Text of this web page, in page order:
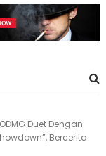
Duet Dengan
Bercerita